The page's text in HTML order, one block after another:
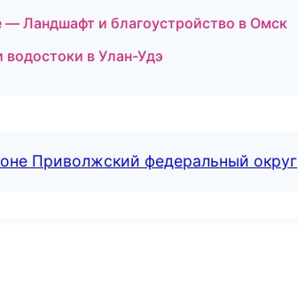
Ландшафт и благоустройство в Омск
в Улан-Удэ
Приволжский федеральный округ